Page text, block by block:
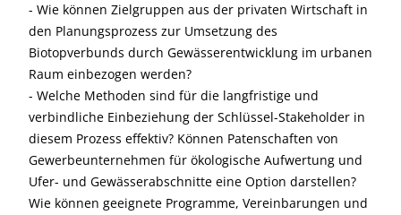
- Wie können Zielgruppen aus der privaten Wirtschaft in
den Planungsprozess zur Umsetzung des
Biotopverbunds durch Gewässerentwicklung im urbanen
Raum einbezogen werden?
- Welche Methoden sind für die langfristige und
verbindliche Einbeziehung der Schlüssel-Stakeholder in
diesem Prozess effektiv? Können Patenschaften von
Gewerbeunternehmen für ökologische Aufwertung und
Ufer- und Gewässerabschnitte eine Option darstellen?
Wie können geeignete Programme, Vereinbarungen und